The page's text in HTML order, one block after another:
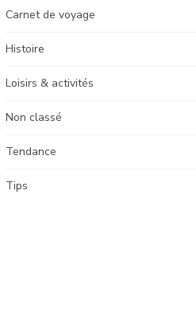
Carnet de voyage
Histoire
Loisirs & activités
Non classé
Tendance
Tips